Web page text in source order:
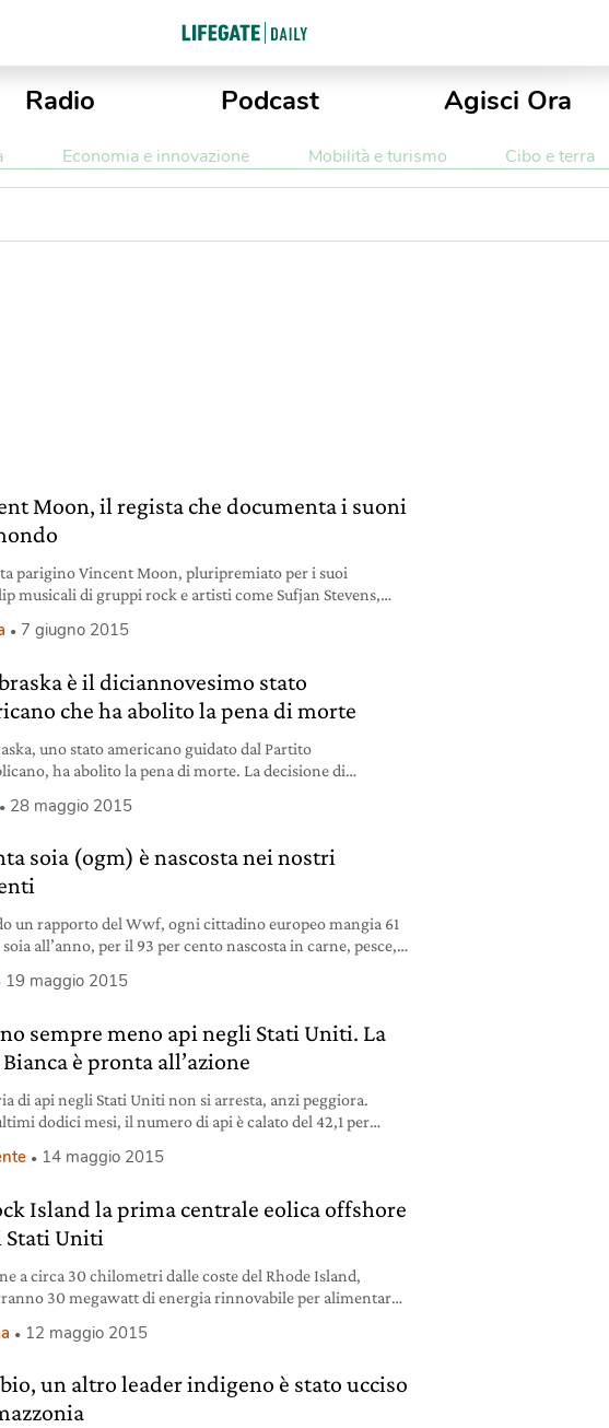
Radio Podcast Agisci Ora
Economia e innovazione Mobilità e turismo Cibo e terra
Moon, il regista che documenta i suoni
parigino Vincent Moon, pluripremiato per i suoi
musicali di gruppi rock e artisti come Sufjan Stevens,
(una pratica di finanziamento collettivo sempre
sull’etichetta Le Saule la raccolta “Chansons
7 giugno 2015
è il diciannovesimo stato
che ha abolito la pena di morte
uno stato americano guidato dal Partito
ha abolito la pena di morte. La decisione di
che ha superato il veto posto in precedenza dal
capitali.
28 maggio 2015
soia (ogm) è nascosta nei nostri
un rapporto del Wwf, ogni cittadino europeo mangia 61
all’anno, per il 93 per cento nascosta in carne, pesce,
19 maggio 2015
sempre meno api negli Stati Uniti. La
Bianca è pronta all’azione
di api negli Stati Uniti non si arresta, anzi peggiora.
dodici mesi, il numero di api è calato del 42,1 per
un rapporto preliminare pubblicato mercoledì dal
gli allevamenti gestiti da
14 maggio 2015
Island la prima centrale eolica offshore
Stati Uniti
a circa 30 chilometri dalle coste del Rhode Island,
30 megawatt di energia rinnovabile per alimentare
12 maggio 2015
un altro leader indigeno è stato ucciso